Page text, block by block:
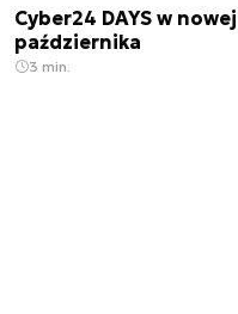
Cyber24 DAYS w
października
3 min.